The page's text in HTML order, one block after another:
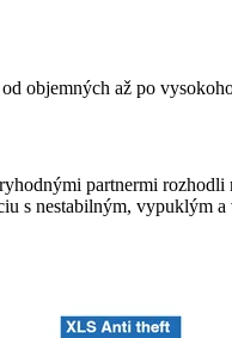
objemných až po
partnermi
s nestabilným,